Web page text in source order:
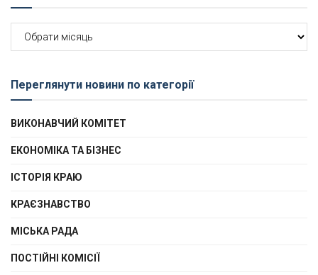
новин
Переглянути новини по категорії
ВИКОНАВЧИЙ КОМІТЕТ
ЕКОНОМІКА ТА БІЗНЕС
ІСТОРІЯ КРАЮ
КРАЄЗНАВСТВО
МІСЬКА РАДА
ПОСТІЙНІ КОМІСІЇ